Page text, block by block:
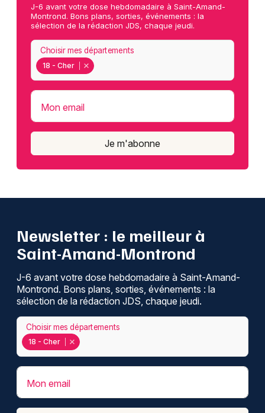
J-6 avant votre dose hebdomadaire à Saint-Amand-
Montrond. Bons plans, sorties, événements : la
sélection de la rédaction JDS, chaque jeudi.
18 - Cher
Choisir mes départements
Mon email
Je m'abonne
Newsletter : le meilleur à
Saint-Amand-Montrond
J-6 avant votre dose hebdomadaire à Saint-Amand-
Montrond. Bons plans, sorties, événements : la
sélection de la rédaction JDS, chaque jeudi.
18 - Cher
Choisir mes départements
Mon email